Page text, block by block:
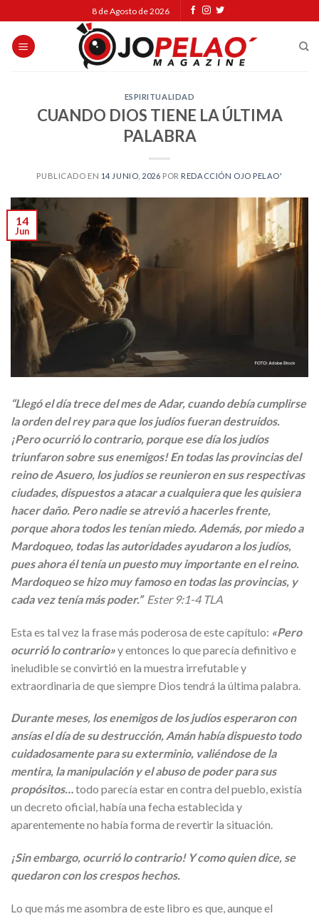
to
content
8 de Agosto de 2026
ESPIRITUALIDAD
CUANDO DIOS TIENE LA ÚLTIMA
PALABRA
PUBLICADO EN 14 JUNIO, 2026 POR REDACCIÓN OJO PELAO'
14
Jun
“Llegó el día trece del mes de Adar, cuando debía cumplirse
la orden del rey para que los judíos fueran destruidos.
¡Pero ocurrió lo contrario, porque ese día los judíos
triunfaron sobre sus enemigos! En todas las provincias del
reino de Asuero, los judíos se reunieron en sus respectivas
ciudades, dispuestos a atacar a cualquiera que les quisiera
hacer daño. Pero nadie se atrevió a hacerles frente,
porque ahora todos les tenían miedo. Además, por miedo a
Mardoqueo, todas las autoridades ayudaron a los judíos,
pues ahora él tenía un puesto muy importante en el reino.
Mardoqueo se hizo muy famoso en todas las provincias, y
cada vez tenía más poder.”Ester 9:1-4 TLA
Esta es tal vez la frase más poderosa de este capítulo: «Pero
ocurrió lo contrario»y entonces lo que parecía definitivo e
ineludible se convirtió en la muestra irrefutable y
extraordinaria de que siempre Dios tendrá la última palabra.
Durante meses, los enemigos de los judíos esperaron con
ansías el día de su destrucción, Amán había dispuesto todo
cuidadosamente para su exterminio, valiéndose de la
mentira, la manipulación y el abuso de poder para sus
propósitos…todo parecía estar en contra del pueblo, existía
un decreto oficial, había una fecha establecida y
aparentemente no había forma de revertir la situación.
¡Sin embargo, ocurrió lo contrario! Y como quien dice, se
quedaron con los crespos hechos.
Lo que más me asombra de este libro es que, aunque el